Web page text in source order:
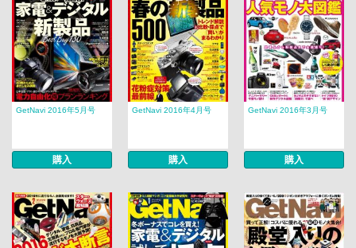
GetNavi 2016年5月号
購入
GetNavi 2016年4月号
購入
GetNavi 2016年3月号
購入